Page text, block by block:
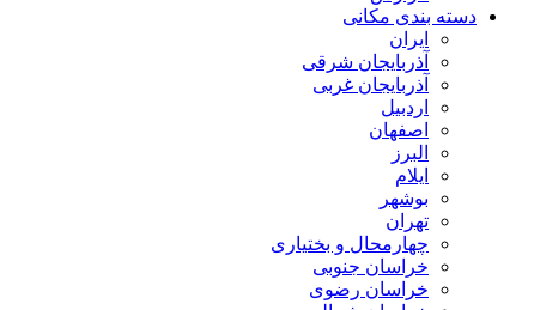
دسته بندی مکانی
ایران
آذربایجان شرقی
آذربایجان غربی
اردبیل
اصفهان
البرز
ایلام
بوشهر
تهران
چهارمحال و بختیاری
خراسان جنوبی
خراسان رضوی